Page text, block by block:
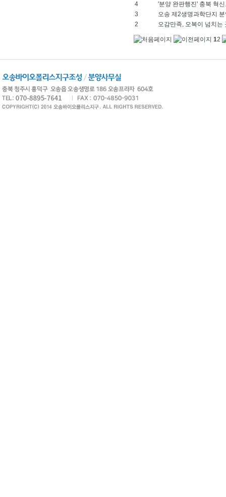
4
'분양 완판행진' 충북 혁
3
오송 제2생명과학단지
2
오감만족, 오복이 넘치는
12